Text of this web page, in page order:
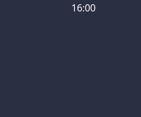
16:00